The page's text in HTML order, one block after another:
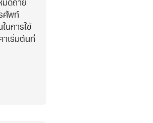
มดถ่าย
ศัพท์
นการใช้
าเริ่มต้นที่